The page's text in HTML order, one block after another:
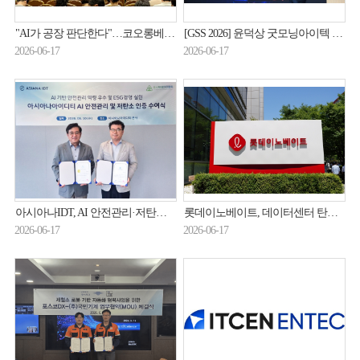
"AI가 공장 판단한다"…코오롱베니트, 제조 AX 전략 공개
2026-06-17
[GSS 2026] 윤덕상 굿모닝아이텍 전무 “AI 위협 대응엔 제로트러스트 필수”
2026-06-17
아시아나IDT, AI 안전관리·저탄소 인증 동시 획득
2026-06-17
롯데이노베이트, 데이터센터 탄소중립 R&D 참여
2026-06-17